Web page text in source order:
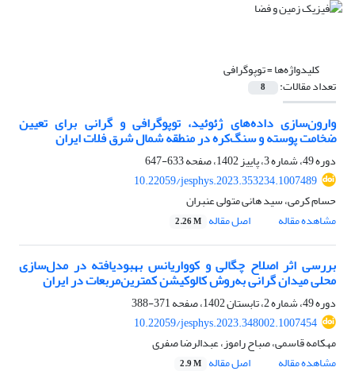
کلیدواژه‌ها =توپوگرافی
تعداد مقالات: 8
وارون‌سازی داده‌های ژئوئید، توپوگرافی و گرانی برای تعیین
ضخامت پوسته و سنگ‌کره در منطقه‌ شمال شرق فلات ایران
دوره 49، شماره 3، پاییز 1402، صفحه
633-647
10.22059/jesphys.2023.353234.1007489
حسام کرمی، سید هانی متولی عنبران
مشاهده مقاله
اصل مقاله 2.26 M
بررسی اثر اصلاح چگالی و کوواریانس بهبودیافته در مدل‌سازی
محلی میدان گرانی به‌روش کالوکیشن کمترین‌مربعات در ایران
دوره 49، شماره 2، تابستان 1402، صفحه
371-388
10.22059/jesphys.2023.348002.1007454
مهکامه قاسمی، صباح راموز، عبدالرضا صفری
مشاهده مقاله
اصل مقاله 2.9 M